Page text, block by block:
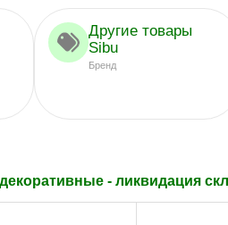
Другие товары
Sibu
Бренд
- ликвидация